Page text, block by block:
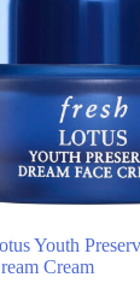
Youth
Cream